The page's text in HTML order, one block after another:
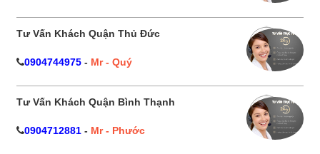
Tư Vấn Khách Quận Thủ Đức
0904744975 - Mr - Quý
Tư Vấn Khách Quận Bình Thạnh
0904712881 - Mr - Phước